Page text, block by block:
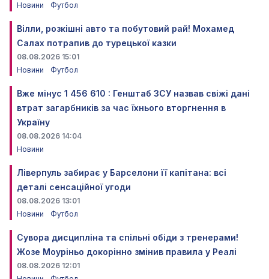
Новини
Футбол
Вілли, розкішні авто та побутовий рай! Мохамед
Салах потрапив до турецької казки
08.08.2026 15:01
Новини
Футбол
Вже мінус 1 456 610 : Генштаб ЗСУ назвав свіжі дані
втрат загарбників за час їхнього вторгнення в
Україну
08.08.2026 14:04
Новини
Ліверпуль забирає у Барселони її капітана: всі
деталі сенсаційної угоди
08.08.2026 13:01
Новини
Футбол
Сувора дисципліна та спільні обіди з тренерами!
Жозе Моуріньо докорінно змінив правила у Реалі
08.08.2026 12:01